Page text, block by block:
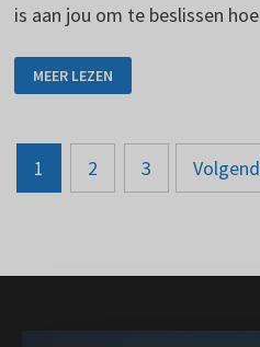
is aan jou om te beslissen hoe
MILIEUVRIENDELIJK
REIZEN
EN
PRINCIPES
MEER LEZEN
Berichten
paginering
1 2 3